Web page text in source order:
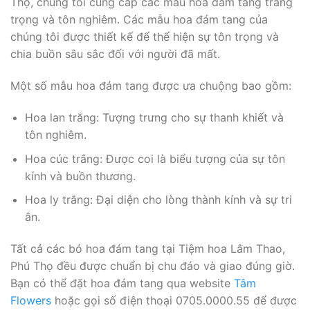
trọng và tôn nghiêm. Các mẫu hoa đám tang của
chúng tôi được thiết kế để thể hiện sự tôn trọng và
chia buồn sâu sắc đối với người đã mất.
Một số mẫu hoa đám tang được ưa chuộng bao gồm:
Hoa lan trắng: Tượng trưng cho sự thanh khiết và
tôn nghiêm.
Hoa cúc trắng: Được coi là biểu tượng của sự tôn
kính và buồn thương.
Hoa ly trắng: Đại diện cho lòng thành kính và sự tri
ân.
Tất cả các bó hoa đám tang tại Tiệm hoa Lâm Thao,
Phú Thọ đều được chuẩn bị chu đáo và giao đúng giờ.
Bạn có thể đặt hoa đám tang qua website Tâm
Flowers hoặc gọi số điện thoại 0705.0000.55 để được